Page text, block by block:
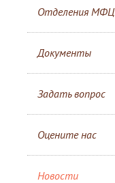
Отделения МФЦ
Документы
Задать вопрос
Оцените нас
Новости